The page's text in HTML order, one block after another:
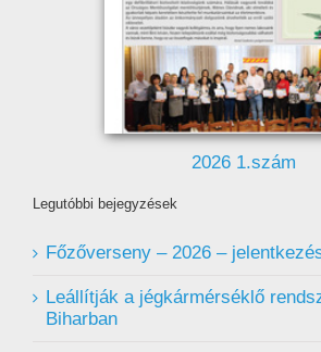
2026 1.szám
Legutóbbi bejegyzések
Főzőverseny – 2026 –
Leállítják a jégkármérséklő
Biharban